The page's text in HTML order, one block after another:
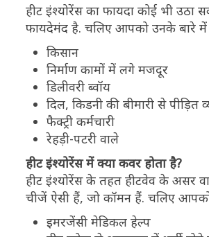
हीट इंश्योरेंस का फायदा कोई भी
फायदेमंद है. चलिए आपको उनके बारे में
किसान
निर्माण कामों में लगे मजदूर
डिलीवरी ब्वॉय
दिल, किडनी की बीमारी से पीड़ित
फैक्ट्री कर्मचारी
रेहड़ी-पटरी वाले
हीट इंश्योरेंस में क्या कवर होता है?
हीट इंश्योरेंस के तहत हीटवेव के असर
चीजें ऐसी हैं, जो कॉमन हैं. चलिए
इमरजेंसी मेडिकल हेल्प